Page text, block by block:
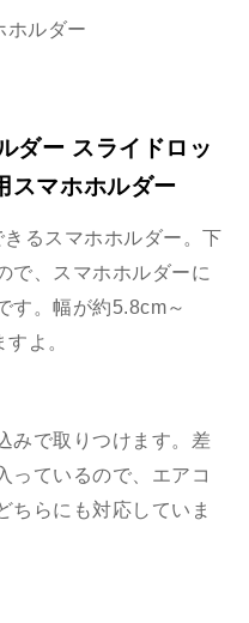
ホルダー
ダー スライドロッ
スマホホルダー
るスマホホルダー。下
で、スマホホルダーに
す。幅が約5.8cm～
よ。
みで取りつけます。差
っているので、エアコ
ちらにも対応していま